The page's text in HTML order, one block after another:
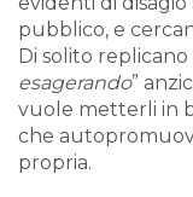
pubblico, e
Di solito
esagerando”
vuole metterli in
che
propria.